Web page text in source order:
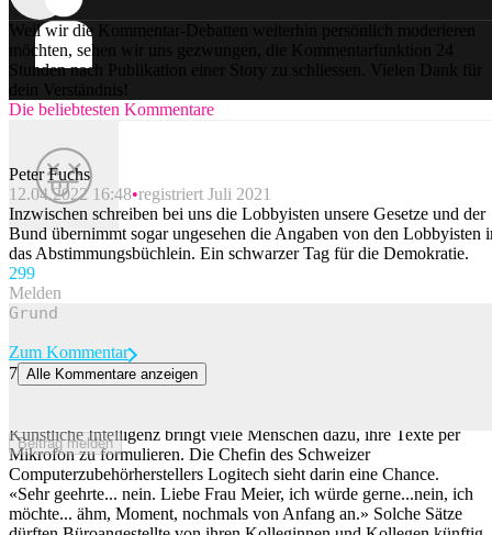
Weil wir die Kommentar-Debatten weiterhin persönlich moderieren
möchten, sehen wir uns gezwungen, die Kommentarfunktion 24
Stunden nach Publikation einer Story zu schliessen. Vielen Dank für
dein Verständnis!
Die beliebtesten Kommentare
Peter Fuchs
12.04.2022 16:48 registriert Juli 2021
Inzwischen schreiben bei uns die Lobbyisten unsere Gesetze und der
Bund übernimmt sogar ungesehen die Angaben von den Lobbyisten
das Abstimmungsbüchlein. Ein schwarzer Tag für die Demokratie.
299
Melden
Beitrag melden
Zum Kommentar
7 Alle Kommentare anzeigen
Künstliche Intelligenz bringt viele Menschen dazu, ihre Texte per
Mikrofon zu formulieren. Die Chefin des Schweizer
Computerzubehörherstellers Logitech sieht darin eine Chance.
«Sehr geehrte... nein. Liebe Frau Meier, ich würde gerne...nein, ich
möchte... ähm, Moment, nochmals von Anfang an.» Solche Sätze